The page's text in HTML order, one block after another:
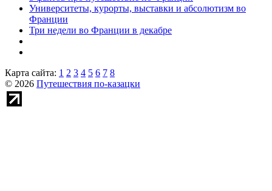
Университеты, курорты, выставки и абсолютизм во
Франции
Три недели во Франции в декабре
Карта сайта: 1 2 3 4 5 6 7 8
© 2026 Путешествия по-казацки